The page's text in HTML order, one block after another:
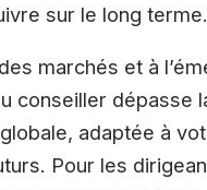
sur le long terme.
marchés et à
conseiller dépasse
adaptée à
Pour les